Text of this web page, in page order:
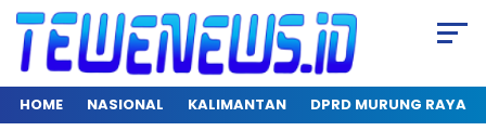
HOME NASIONAL KALIMANTAN DPRD MURUNG RAYA